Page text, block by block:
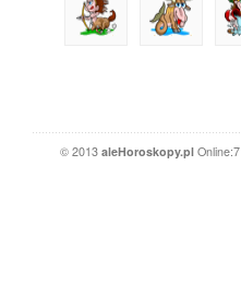
© 2013 aleHoroskopy.pl Online:7